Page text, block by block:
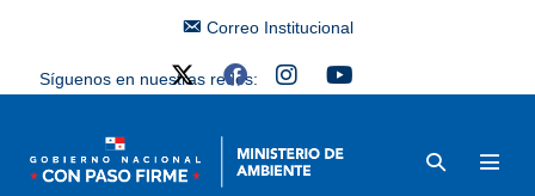
Correo Institucional
Síguenos en nuestras redes: